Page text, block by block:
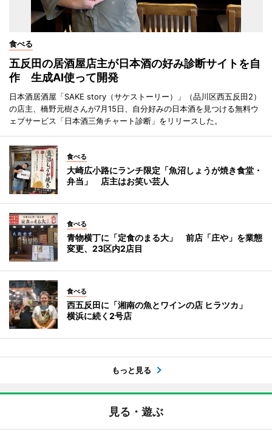
食べる
五反田の居酒屋店主が日本酒の好み診断サイトを自
作 生成AI使って開発
日本酒居酒屋「SAKE story（サケストーリー）」（品川区西五反田2）
の店主、橋野元樹さんが7月15日、自分好みの日本酒を見つける無料ウ
ェブサービス「日本酒三角チャート診断」をリリースした。
食べる
大崎広小路にランチ限定「魚沼しょうが焼き食堂・
弁当」 店主はお笑い芸人
食べる
青物横丁に「定食のまる大」 前店「庄や」を業態
変更、23区内2店目
食べる
西五反田に「湘南の魚とワインの店 ヒラツカ」
横浜に続く2号店
もっと見る
見る・遊ぶ